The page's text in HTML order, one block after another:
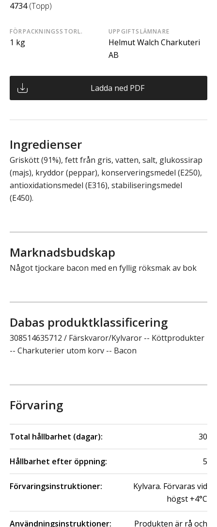
4734 (Topp)
FÖRPACKNINGSSTORL.
1 kg
UPPGIFTSLÄMNARE
Helmut Walch Charkuteri
AB
Ladda ned PDF
Ingredienser
Griskött (91%), fett från gris, vatten, salt, glukossirap
(majs), kryddor (peppar), konserveringsmedel (E250),
antioxidationsmedel (E316), stabiliseringsmedel
(E450).
Marknadsbudskap
Något tjockare bacon med en fyllig röksmak av bok
Dabas produktklassificering
308514635712 / Färskvaror/Kylvaror -- Köttprodukter
-- Charkuterier utom korv -- Bacon
Förvaring
Total hållbarhet (dagar): 30
Hållbarhet efter öppning: 5
Förvaringsinstruktioner:
Kylvara. Förvaras vid
högst +4°C
Användningsinstruktioner: Produkten är rå och